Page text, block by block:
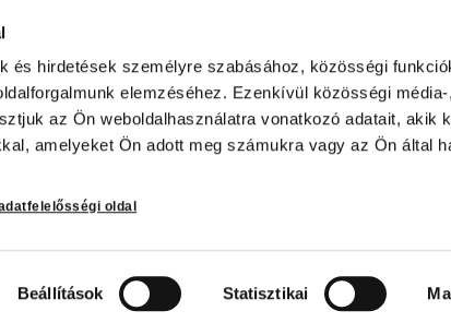
és hirdetések személyre szabásához, közösségi
elemzéséhez. Ezenkívül közösségi
az Ön weboldalhasználatra vonatkozó adatait, akik
amelyeket Ön adott meg számukra vagy az Ön által
oldal
Beállítások Statisztikai
kezeléséhez és elfogadom azAdatvédelmi és adatkezelési